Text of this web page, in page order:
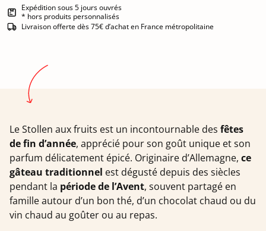
Expédition sous 5 jours ouvrés
* hors produits personnalisés
Livraison offerte dès 75€ d’achat en France métropolitaine
Le Stollen aux fruits est un incontournable des fêtes
de fin d’année, apprécié pour son goût unique et son
parfum délicatement épicé. Originaire d’Allemagne, ce
gâteau traditionnel est dégusté depuis des siècles
pendant la période de l’Avent, souvent partagé en
famille autour d’un bon thé, d’un chocolat chaud ou du
vin chaud au goûter ou au repas.